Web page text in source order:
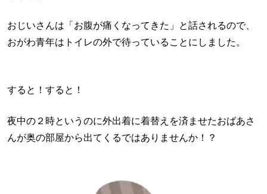
おじいさんは「お腹が痛くなってきた」と話されるので、
おがわ青年はトイレの外で待っていることにしました。
すると！すると！
夜中の２時というのに外出着に着替えを済ませたおばあさ
んが奥の部屋から出てくるではありませんか！？